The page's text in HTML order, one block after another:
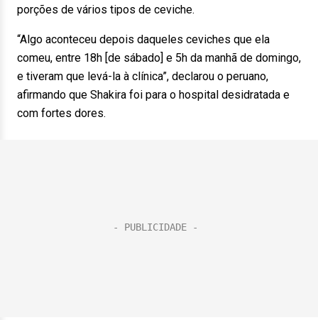
porções de vários tipos de ceviche.
“Algo aconteceu depois daqueles ceviches que ela
comeu, entre 18h [de sábado] e 5h da manhã de domingo,
e tiveram que levá-la à clínica”, declarou o peruano,
afirmando que Shakira foi para o hospital desidratada e
com fortes dores.